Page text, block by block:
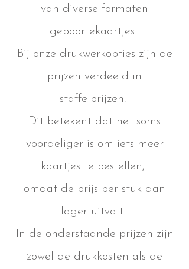
van diverse formaten
geboortekaartjes.
Bij onze drukwerkopties zijn de
prijzen verdeeld in
staffelprijzen.
Dit betekent dat het soms
voordeliger is om iets meer
kaartjes te bestellen,
omdat de prijs per stuk dan
lager uitvalt.
In de onderstaande prijzen zijn
zowel de drukkosten als de